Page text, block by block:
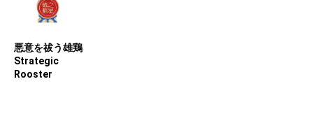
悪意を祓う雄鶏
Strategic
Rooster